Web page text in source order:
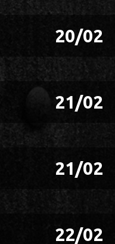
20/02
21/02
21/02
22/02